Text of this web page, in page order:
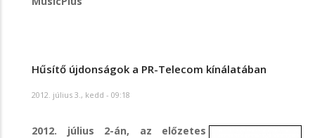
Hűsítő újdonságok a PR-Telecom kínálatában
2012. július 3., kedd - 09:18
2012. július 2-án, az előzetes